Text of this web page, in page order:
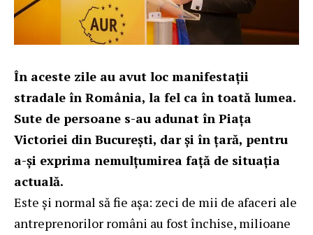
În aceste zile au avut loc manifestații
stradale în România, la fel ca în toată lumea.
Sute de persoane s-au adunat în Piața
Victoriei din București, dar și în țară, pentru
a-și exprima nemulțumirea față de situația
actuală.
Este și normal să fie așa: zeci de mii de afaceri ale
antreprenorilor români au fost închise, milioane